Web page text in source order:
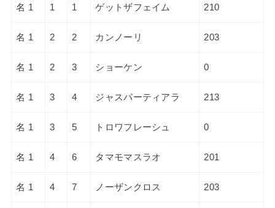
名 1 1 1 ゲットザフェイム 210
名 1 2 2 カンノーリ 203
名 1 2 3 ショーケン 0
名 1 3 4 ジャスパーティアラ 213
名 1 3 5 トロワフレーシュ 0
名 1 4 6 タマモマスラオ 201
名 1 4 7 ノーザンクロス 203